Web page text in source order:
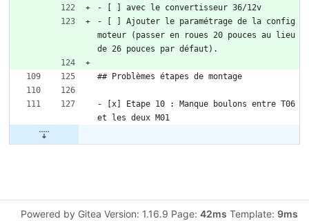
- [ ] avec le convertisseur 36/12v
- [ ] Ajouter le paramétrage de la config
moteur (passer en roues 20 pouces au lieu
de 26 pouces par défaut).
## Problèmes étapes de montage
- [x] Etape 10 : Manque boulons entre T06
et les deux M01
Powered by Gitea Version: 1.16.9 Page: 42ms Template: 9ms